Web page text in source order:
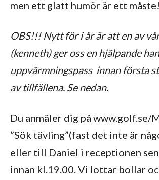
men ett glatt humör är ett
OBS!!! Nytt för i år är att en av
(kenneth) ger oss en hjälpande
uppvärmningspass innan första
av tillfällena. Se nedan.
Du anmäler dig på www.golf.se/
”Sök tävling”(fast det inte är
eller till Daniel i receptionen
innan kl.19.00. Vi lottar bollar